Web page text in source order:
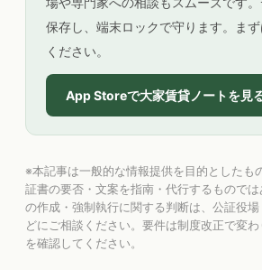
保存し、端末ロックで守ります。ま
ください。
App Storeで大家賃貸ノートを見
※本記事は一般的な情報提供を目的としたも
証書の要否・文案を指南・代行するもので
の作成・強制執行に関する判断は、公証役
どにご相談ください。要件は制度改正で変
を確認してください。